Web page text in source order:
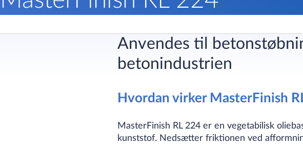
Anvendes til
betonindustrien
Hvordan virker MasterFinish
MasterFinish RL 224 er en vegetabilisk
kunststof. Nedsætter friktionen ved